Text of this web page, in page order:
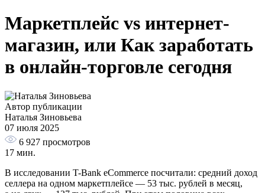
Маркетплейс vs интернет-
магазин, или Как заработать
в онлайн-торговле сегодня
Автор публикации
Наталья Зиновьева
07 июля 2025
6 927 просмотров
17 мин.
В исследовании T-Bank eCommerce посчитали: средний доход
селлера на одном маркетплейсе — 53 тыс. рублей в месяц,